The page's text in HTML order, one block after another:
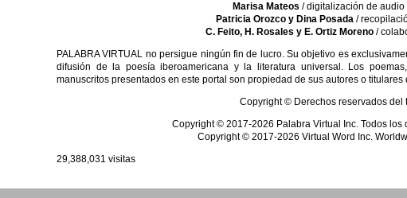
Marisa Mateos / digitalización de audio
Patricia Orozco y Dina Posada/
C. Feito, H. Rosales y E. Ortiz Moreno/
PALABRA VIRTUAL no persigue ningún fin de lucro. Su objetivo es
difusión de la poesía iberoamericana y la literatura universal. Los
manuscritos presentados en este portal son propiedad de sus autores o titulares
Copyright © Derechos reservados del
Copyright © 2017-2026 Palabra Virtual Inc. Todos los
Copyright © 2017-2026 Virtual Word Inc.
29,388,031 visitas